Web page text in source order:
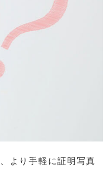
より手軽に証明写真